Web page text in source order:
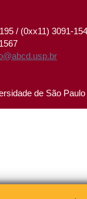
/ (0xx11) 3091-
de São Paulo